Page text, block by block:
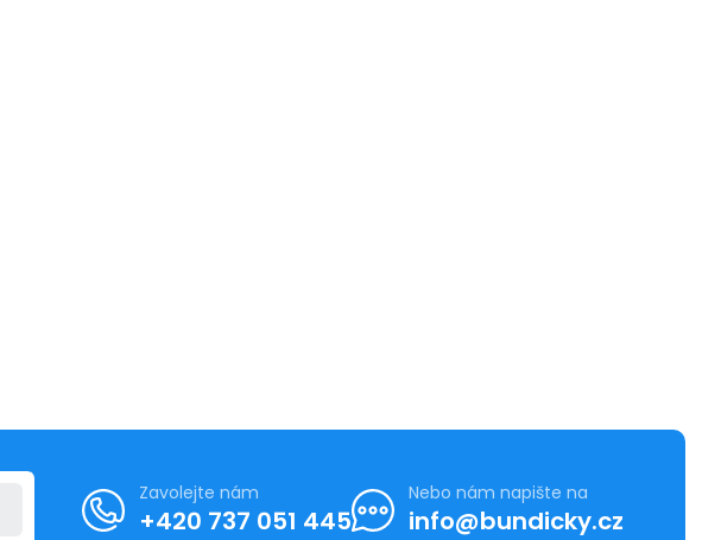
Zavolejte nám
+420 737 051 445
Nebo nám napište na
info@bundicky.cz